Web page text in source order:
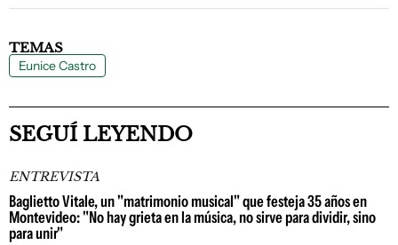
TEMAS
Eunice Castro
SEGUÍ LEYENDO
ENTREVISTA
Baglietto Vitale, un "matrimonio musical" que festeja 35 años en
Montevideo: "No hay grieta en la música, no sirve para dividir, sino
para unir"